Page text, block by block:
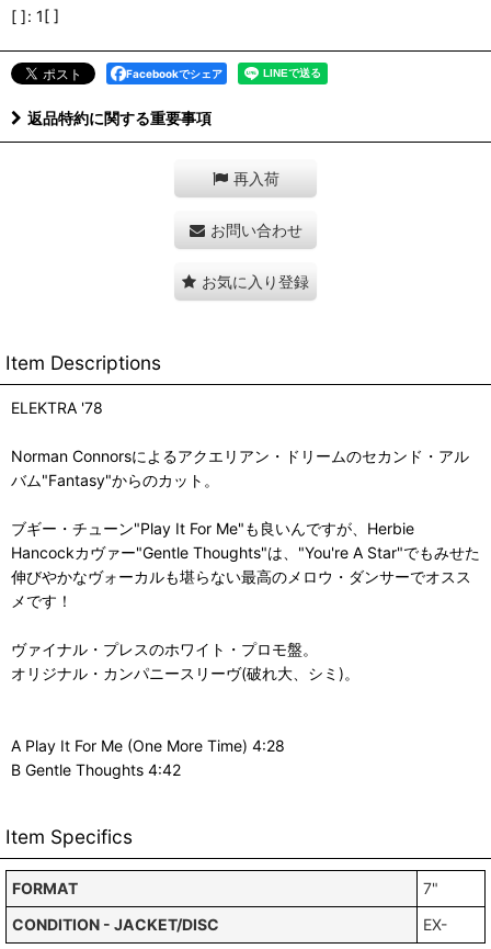
[ ]: 1[ ]
Facebookでシェア
返品特約に関する重要事項
再入荷
お問い合わせ
お気に入り登録
Item Descriptions
ELEKTRA '78
Norman Connorsによるアクエリアン・ドリームのセカンド・アル
バム"Fantasy"からのカット。
ブギー・チューン"Play It For Me"も良いんですが、Herbie
Hancockカヴァー"Gentle Thoughts"は、"You're A Star"でもみせた
伸びやかなヴォーカルも堪らない最高のメロウ・ダンサーでオスス
メです！
ヴァイナル・プレスのホワイト・プロモ盤。
オリジナル・カンパニースリーヴ(破れ大、シミ)。
A Play It For Me (One More Time) 4:28
B Gentle Thoughts 4:42
Item Specifics
FORMAT
7"
CONDITION - JACKET/DISC
EX-